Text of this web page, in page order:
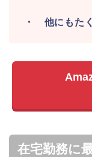
・ 他にもた
在宅勤務に